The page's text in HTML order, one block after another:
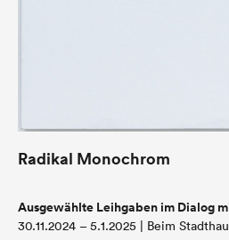
Radikal Monochrom
Ausgewählte Leihgaben im Dialog
30.11.2024 – 5.1.2025 | Beim